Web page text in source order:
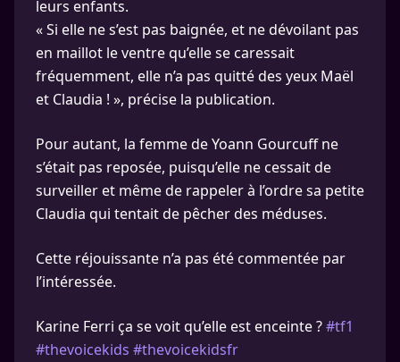
leurs enfants.
« Si elle ne s’est pas baignée, et ne dévoilant pas
en maillot le ventre qu’elle se caressait
fréquemment, elle n’a pas quitté des yeux Maël
et Claudia ! », précise la publication.
Pour autant, la femme de Yoann Gourcuff ne
s’était pas reposée, puisqu’elle ne cessait de
surveiller et même de rappeler à l’ordre sa petite
Claudia qui tentait de pêcher des méduses.
Cette réjouissante n’a pas été commentée par
l’intéressée.
Karine Ferri ça se voit qu’elle est enceinte ?#tf1
#thevoicekids #thevoicekidsfr